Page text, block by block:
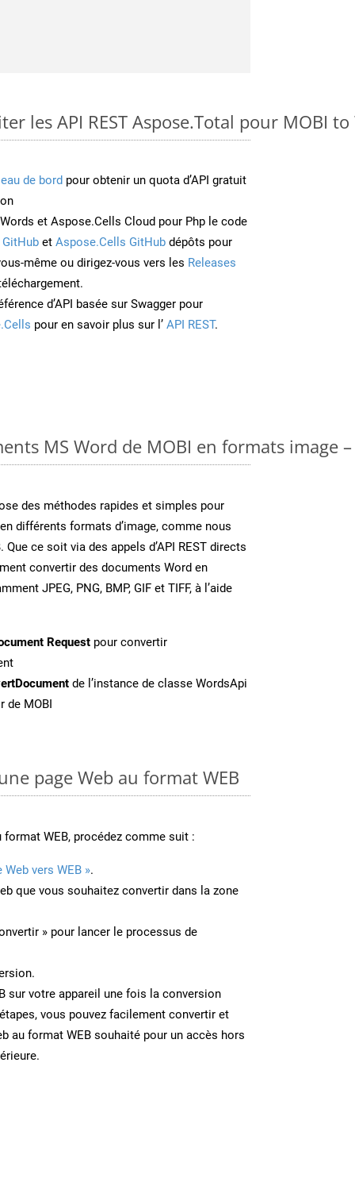
les API REST Aspose.Total pour MOBI to
de bord pour obtenir un quota d’API gratuit
et Aspose.Cells Cloud pour Php le code
et Aspose.Cells GitHub dépôts pour
même ou dirigez-vous vers les Releases
d’API basée sur Swagger pour
pour en savoir plus sur l’ API REST.
MS Word de MOBI en formats image
des méthodes rapides et simples pour
différents formats d’image, comme nous
ce soit via des appels d’API REST directs
convertir des documents Word en
JPEG, PNG, BMP, GIF et TIFF, à l’aide
Request pour convertir
de l’instance de classe WordsApi
de MOBI
page Web au format WEB
format WEB, procédez comme suit :
Web vers WEB ».
que vous souhaitez convertir dans la zone
» pour lancer le processus de
sur votre appareil une fois la conversion
vous pouvez facilement convertir et
au format WEB souhaité pour un accès hors